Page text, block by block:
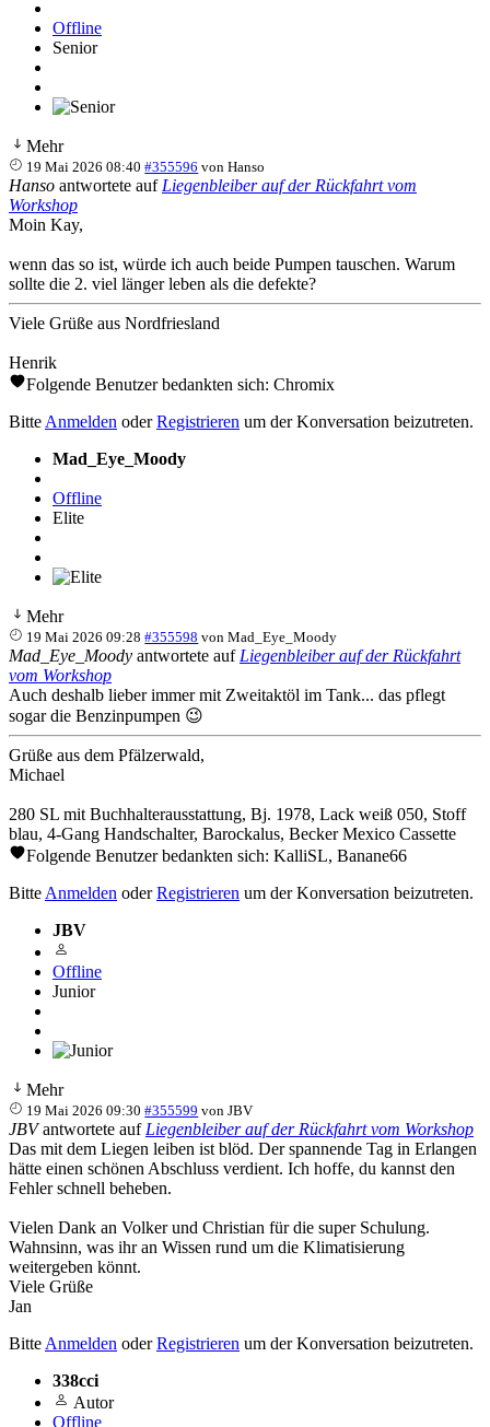
Offline
Senior
Mehr
19 Mai 2026 08:40 #355596 vonHanso
Hanso antwortete auf Liegenbleiber auf der Rückfahrt vom
Workshop
Moin Kay,
wenn das so ist, würde ich auch beide Pumpen tauschen. Warum
sollte die 2. viel länger leben als die defekte?
Viele Grüße aus Nordfriesland
Henrik
Folgende Benutzer bedankten sich: Chromix
Bitte Anmelden oderRegistrieren um der Konversation beizutreten.
Mad_Eye_Moody
Offline
Elite
Mehr
19 Mai 2026 09:28 #355598 vonMad_Eye_Moody
Mad_Eye_Moody antwortete auf Liegenbleiber auf der Rückfahrt
vom Workshop
Auch deshalb lieber immer mit Zweitaktöl im Tank... das pflegt
sogar die Benzinpumpen 😉
Grüße aus dem Pfälzerwald,
Michael
280 SL mit Buchhalterausstattung, Bj. 1978, Lack weiß 050, Stoff
blau, 4-Gang Handschalter, Barockalus, Becker Mexico Cassette
Folgende Benutzer bedankten sich: KalliSL, Banane66
Bitte Anmelden oderRegistrieren um der Konversation beizutreten.
JBV
Offline
Junior
Mehr
19 Mai 2026 09:30 #355599 vonJBV
JBVantwortete auf Liegenbleiber auf der Rückfahrt vom Workshop
Das mit dem Liegen leiben ist blöd. Der spannende Tag in Erlangen
hätte einen schönen Abschluss verdient. Ich hoffe, du kannst den
Fehler schnell beheben.
Vielen Dank an Volker und Christian für die super Schulung.
Wahnsinn, was ihr an Wissen rund um die Klimatisierung
weitergeben könnt.
Viele Grüße
Jan
Bitte Anmelden oderRegistrieren um der Konversation beizutreten.
338cci
Autor
Offline